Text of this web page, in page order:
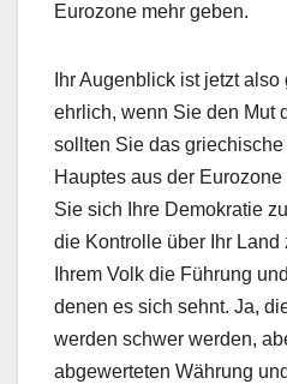
Eurozone mehr geben.
Ihr Augenblick ist jetzt
ehrlich, wenn Sie den Mut
sollten Sie das
Hauptes aus der
Sie sich Ihre Demokratie
die Kontrolle über Ihr Land
Ihrem Volk die Führung
denen es sich sehnt. Ja,
werden schwer werden,
abgewerteten Währung